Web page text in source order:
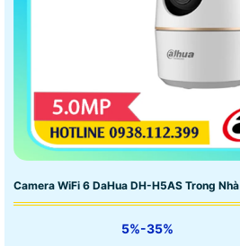
Camera WiFi 6 DaHua DH-H5AS Trong Nhà
5%-35%